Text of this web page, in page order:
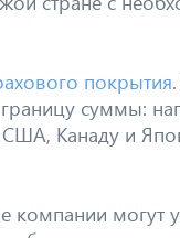
покрытия
суммы:
Канаду и
компании могут